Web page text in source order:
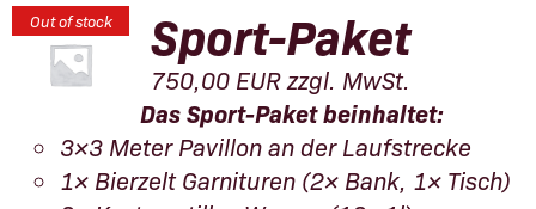
Out of stock Sport-Paket
750,00EURzzgl. MwSt.
Das Sport-Paket beinhaltet:
3×3 Meter Pavillon an der Laufstrecke
1× Bierzelt Garnituren (2× Bank, 1× Tisch)